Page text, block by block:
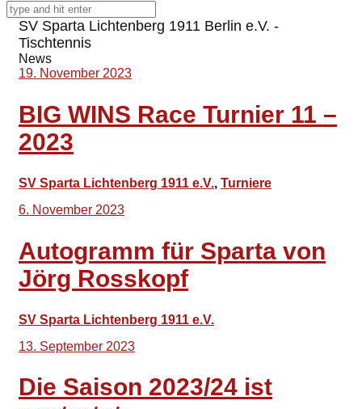
SV Sparta Lichtenberg 1911 Berlin e.V. -
Tischtennis
News
19. November 2023
BIG WINS Race Turnier 11 –
2023
SV Sparta Lichtenberg 1911 e.V., Turniere
6. November 2023
Autogramm für Sparta von
Jörg Rosskopf
SV Sparta Lichtenberg 1911 e.V.
13. September 2023
Die Saison 2023/24 ist